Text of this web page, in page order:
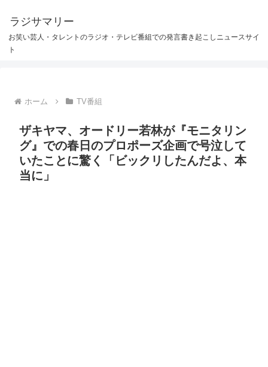
ラジサマリー
お笑い芸人・タレントのラジオ・テレビ番組での発言書き起こしニュースサイ
ト
ホーム TV番組
ザキヤマ、オードリー若林が『モニタリン
グ』での春日のプロポーズ企画で号泣して
いたことに驚く「ビックリしたんだよ、本
当に」